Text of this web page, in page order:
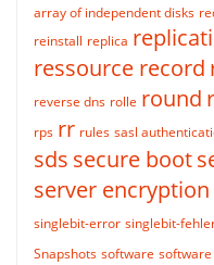
array of independent disks
reinstall replica
ressource record
reverse dns rolle round
rps rr rules sasl
sds secure boot
server encryption
singlebit-error singlebit-
Snapshots software